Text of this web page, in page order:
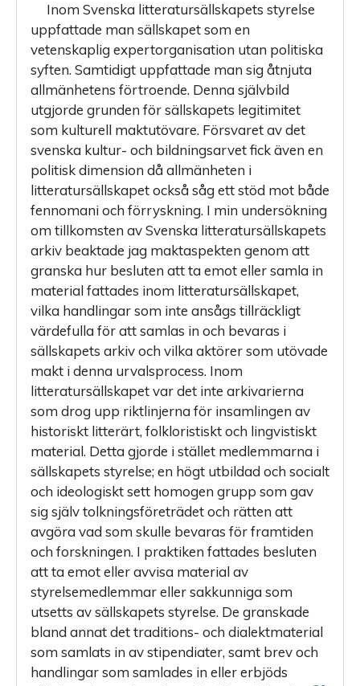
Inom Svenska litteratursällskapets styrelse
uppfattade man sällskapet som en
vetenskaplig expertorganisation utan politiska
syften. Samtidigt uppfattade man sig åtnjuta
allmänhetens förtroende. Denna självbild
utgjorde grunden för sällskapets legitimitet
som kulturell maktutövare. Försvaret av det
svenska kultur- och bildningsarvet fick även en
politisk dimension då allmänheten i
litteratursällskapet också såg ett stöd mot både
fennomani och förryskning. I min undersökning
om tillkomsten av Svenska litteratursällskapets
arkiv beaktade jag maktaspekten genom att
granska hur besluten att ta emot eller samla in
material fattades inom litteratursällskapet,
vilka handlingar som inte ansågs tillräckligt
värdefulla för att samlas in och bevaras i
sällskapets arkiv och vilka aktörer som utövade
makt i denna urvals­process. Inom
litteratursällskapet var det inte arkivarierna
som drog upp riktlinjerna för insamlingen av
historiskt litterärt, folkloristiskt och lingvistiskt
material. Detta gjorde i stället medlemmarna i
sällskapets styrelse; en högt utbildad och socialt
och ideologiskt sett homogen grupp som gav
sig själv tolkningsföreträdet och rätten att
avgöra vad som skulle bevaras för framtiden
och forskningen. I praktiken fattades besluten
att ta emot eller avvisa material av
styrelsemedlemmar eller sakkunniga som
utsetts av sällskapets styrelse. De granskade
bland annat det traditions- och dialektmaterial
som samlats in av stipendiater, samt brev och
handlingar som samlades in eller erbjöds